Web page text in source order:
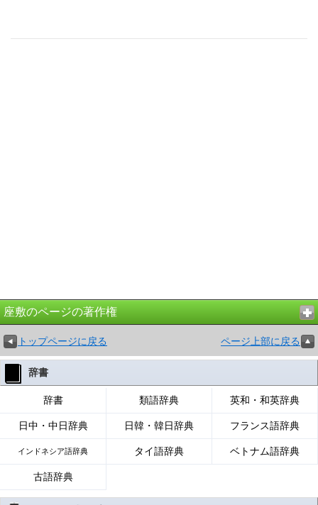
座敷のページの著作権
トップページに戻る ページ上部に戻る
辞書
辞書 類語辞典 英和・和英辞典
日中・中日辞典 日韓・韓日辞典 フランス語辞典
インドネシア語辞典 タイ語辞典 ベトナム語辞典
古語辞典